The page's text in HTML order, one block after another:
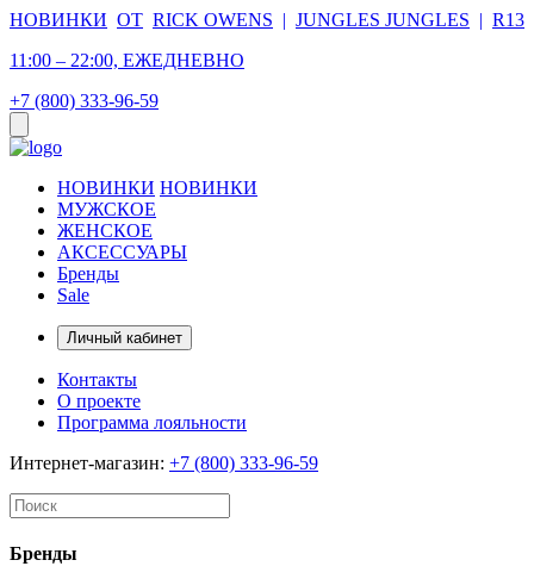
НОВИНКИ ОТ RICK OWENS | JUNGLES JUNGLES | R13
11:00 – 22:00, ЕЖЕДНЕВНО
+7 (800) 333-96-59
НОВИНКИ НОВИНКИ
МУЖСКОЕ
ЖЕНСКОЕ
АКСЕССУАРЫ
Бренды
Sale
Личный кабинет
Контакты
О проекте
Программа лояльности
Интернет-магазин: +7 (800) 333-96-59
Бренды